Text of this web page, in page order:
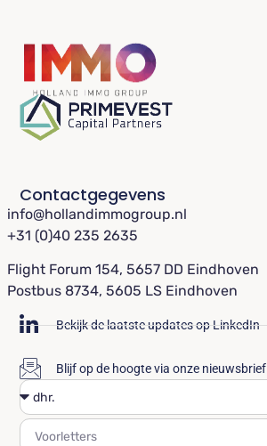
Contactgegevens
info@hollandimmogroup.nl
+31 (0)40 235 2635
Flight Forum 154, 5657 DD Eindhoven
Postbus 8734, 5605 LS Eindhoven
Bekijk de laatste updates op LinkedIn
Blijf op de hoogte via onze nieuwsbrief